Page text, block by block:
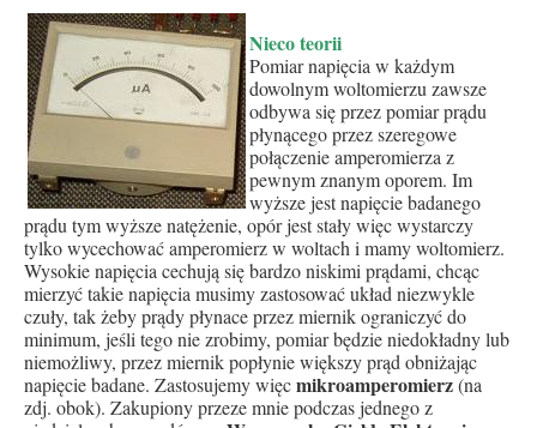
Nieco teorii
Pomiar napięcia w każdym
dowolnym woltomierzu zawsze
odbywa się przez pomiar prądu
płynącego przez szeregowe
połączenie amperomierza z
pewnym znanym oporem. Im
wyższe jest napięcie badanego
prądu tym wyższe natężenie, opór jest stały więc wystarczy
tylko wycechować amperomierz w woltach i mamy woltomierz.
Wysokie napięcia cechują się bardzo niskimi prądami, chcąc
mierzyć takie napięcia musimy zastosować układ niezwykle
czuły, tak żeby prądy płynace przez miernik ograniczyć do
minimum, jeśli tego nie zrobimy, pomiar będzie niedokładny lub
niemożliwy, przez miernik popłynie większy prąd obniżając
napięcie badane. Zastosujemy więcmikroamperomierz(na
zdj. obok). Zakupiony przeze mnie podczas jednego z